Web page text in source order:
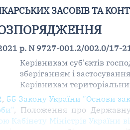
ЗАСОБІВ ТА
р. N 9727-001.2/002.0/17-
Керівникам суб'єктів
зберіганням і
Керівникам
, 55 Закону України "Основи
, Положення про Державну
Кабінету Міністрів України